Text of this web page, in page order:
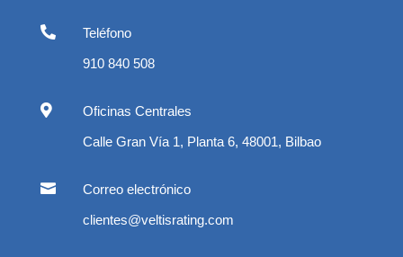

Teléfono
910 840 508

Oficinas Centrales
Calle Gran Vía 1, Planta 6, 48001, Bilbao

Correo electrónico
clientes@veltisrating.com